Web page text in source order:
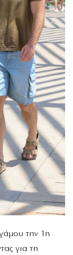
την 1η
για τη